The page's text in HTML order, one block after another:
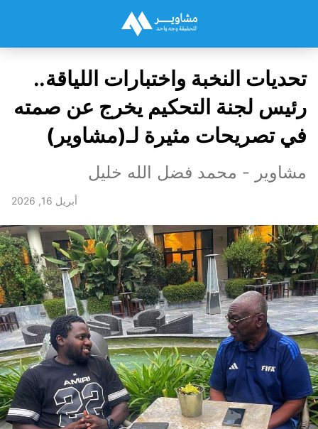
تحديات النخبة واختبارات اللياقة..
رئيس لجنة التحكيم يخرج عن صمته
في تصريحات مثيرة لـ(مشاوير)
مشاوير - محمد فضل الله خليل
أبريل 16, 2026